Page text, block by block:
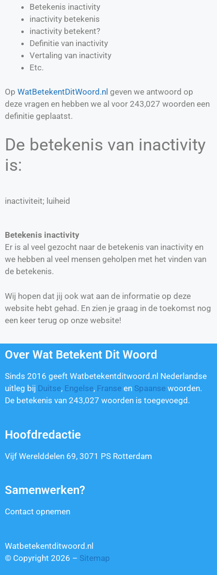
Betekenis inactivity
inactivity betekenis
inactivity betekent?
Definitie van inactivity
Vertaling van inactivity
Etc.
Op WatBetekentDitWoord.nl geven we antwoord op
deze vragen en hebben we al voor 243,027 woorden een
definitie geplaatst.
De betekenis van inactivity
is:
inactiviteit; luiheid
Betekenis inactivity
Er is al veel gezocht naar de betekenis van inactivity en
we hebben al veel mensen geholpen met het vinden van
de betekenis.
Wij hopen dat jij ook wat aan de informatie op deze
website hebt gehad. En zien je graag in de toekomst nog
een keer terug op onze website!
Over Wat Betekent Dit Woord
Sinds 2016 geeft Watbetekentditwoord.nl Nederlandse
uitleg bij Duitse, Engelse, Franse en Spaanse woorden.
De betekenis van 243,027 woorden is toegevoegd.
Hoofdredactie
Vijf Werelddelen 69, 3071 PS Rotterdam
Samenwerken?
Contact opnemen
Watbetekentditwoord.nl
© Copyright 2026 – Sitemap